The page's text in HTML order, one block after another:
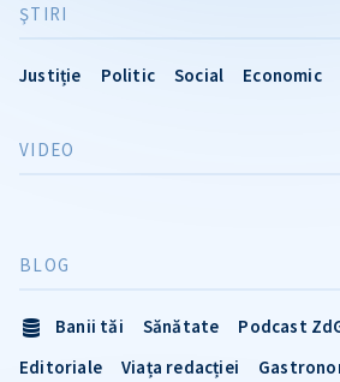
ŞTIRI
Justiție Politic Social Economic
VIDEO
BLOG
Banii tăi Sănătate Podcast
Editoriale
Viața redacției